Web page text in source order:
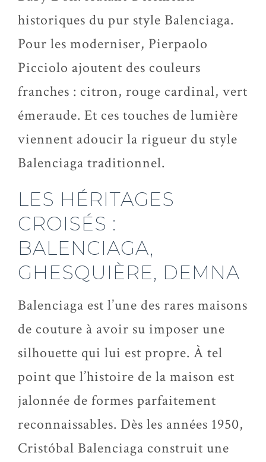
historiques du pur style Balenciaga.
Pour les moderniser, Pierpaolo
Picciolo ajoutent des couleurs
franches : citron, rouge cardinal, vert
émeraude. Et ces touches de lumière
viennent adoucir la rigueur du style
Balenciaga traditionnel.
LES HÉRITAGES
CROISÉS :
BALENCIAGA,
GHESQUIÈRE, DEMNA
Balenciaga est l’une des rares maisons
de couture à avoir su imposer une
silhouette qui lui est propre. À tel
point que l’histoire de la maison est
jalonnée de formes parfaitement
reconnaissables. Dès les années 1950,
Cristóbal Balenciaga construit une